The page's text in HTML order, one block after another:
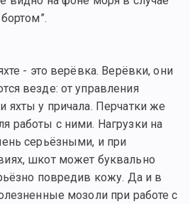
- это верёвка. Верёвки, они
везде: от управления
яхты у причала. Перчатки же
работы с ними. Нагрузки на
серьёзными, и при
шкот может буквально
повредив кожу. Да и в
мозоли при работе с